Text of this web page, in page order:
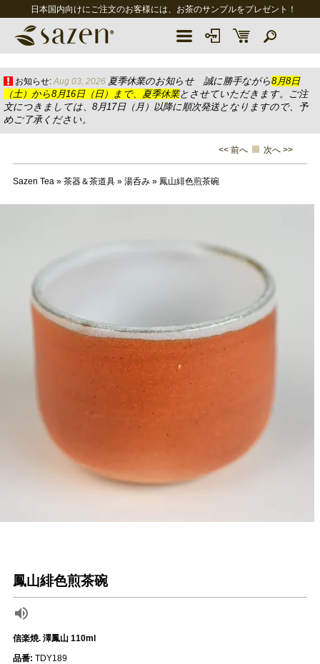
日本国内向けにご注文のお客様には、お茶のサンプルをプレゼント！
お知らせ: Aug 03, 2026 夏季休業のお知らせ 誠に勝手ながら8月8日
（土）から8月16日（日）まで、夏季休業とさせていただきます。ご注
文につきましては、8月17日（月）以降に順次発送となりますので、予
めご了承ください。
<< 前へ 次へ >>
Sazen Tea» 茶器＆茶道具» 湯呑み» 鳳山緋色煎茶碗
鳳山緋色煎茶碗
信楽焼. 澤鳳山 110ml
品番: TDY189